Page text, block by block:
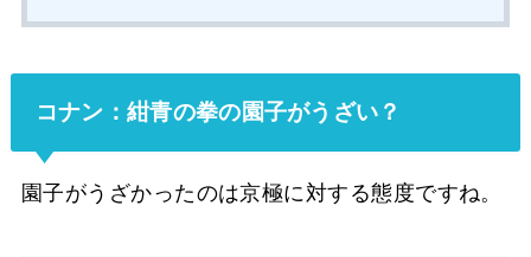
コナン：紺青の拳の園子がうざい？
園子がうざかったのは京極に対する態度ですね。